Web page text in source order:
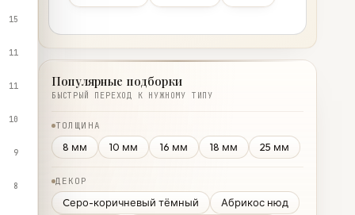
15
11
11
10
9
8
Популярные подборки
БЫСТРЫЙ ПЕРЕХОД К НУЖНОМУ ТИПУ
ТОЛЩИНА
8 мм 10 мм 16 мм 18 мм 25 мм
ДЕКОР
Cеро-коричневый тёмный
Абрикос нюд